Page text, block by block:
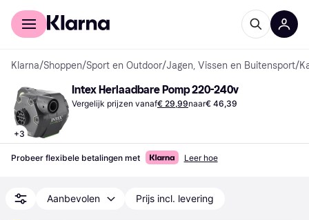
Voor shoppers
Klarna/Shoppen/Sport en Outdoor/Jagen, Vissen en Buitensport/
+3
Intex Herlaadbare Pomp 220-240v
Vergelijk prijzen vanaf€ 29,99naar€ 46,39
Probeer flexibele betalingen met Leer hoe
Aanbevolen Prijs incl. levering